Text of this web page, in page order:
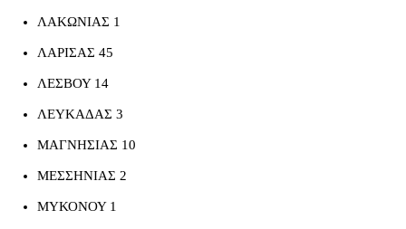
ΛΑΚΩΝΙΑΣ 1
ΛΑΡΙΣΑΣ 45
ΛΕΣΒΟΥ 14
ΛΕΥΚΑΔΑΣ 3
ΜΑΓΝΗΣΙΑΣ 10
ΜΕΣΣΗΝΙΑΣ 2
ΜΥΚΟΝΟΥ 1